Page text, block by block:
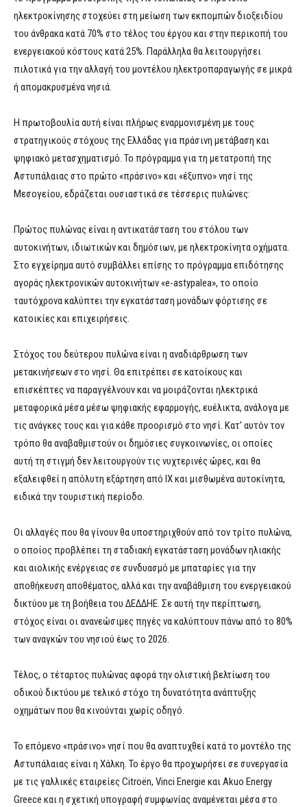
ηλεκτροκίνησης στοχεύει στη μείωση των εκπομπών διοξειδίου
του άνθρακα κατά 70% στο τέλος του έργου και στην περικοπή του
ενεργειακού κόστους κατά 25%. Παράλληλα θα λειτουργήσει
πιλοτικά για την αλλαγή του μοντέλου ηλεκτροπαραγωγής σε μικρά
ή απομακρυσμένα νησιά.
Η πρωτοβουλία αυτή είναι πλήρως εναρμονισμένη με τους
στρατηγικούς στόχους της Ελλάδας για πράσινη μετάβαση και
ψηφιακό μετασχηματισμό. Το πρόγραμμα για τη μετατροπή της
Αστυπάλαιας στο πρώτο «πράσινο» και «έξυπνο» νησί της
Μεσογείου, εδράζεται ουσιαστικά σε τέσσερις πυλώνες:
Πρώτος πυλώνας είναι η αντικατάσταση του στόλου των
αυτοκινήτων, ιδιωτικών και δημόσιων, με ηλεκτροκίνητα οχήματα.
Στο εγχείρημα αυτό συμβάλλει επίσης το πρόγραμμα επιδότησης
αγοράς ηλεκτρονικών αυτοκινήτων «e-astypalea», το οποίο
ταυτόχρονα καλύπτει την εγκατάσταση μονάδων φόρτισης σε
κατοικίες και επιχειρήσεις.
Στόχος του δεύτερου πυλώνα είναι η αναδιάρθρωση των
μετακινήσεων στο νησί. Θα επιτρέπει σε κατοίκους και
επισκέπτες να παραγγέλνουν και να μοιράζονται ηλεκτρικά
μεταφορικά μέσα μέσω ψηφιακής εφαρμογής, ευέλικτα, ανάλογα με
τις ανάγκες τους και για κάθε προορισμό στο νησί. Κατ’ αυτόν τον
τρόπο θα αναβαθμιστούν οι δημόσιες συγκοινωνίες, οι οποίες
αυτή τη στιγμή δεν λειτουργούν τις νυχτερινές ώρες, και θα
εξαλειφθεί η απόλυτη εξάρτηση από ΙΧ και μισθωμένα αυτοκίνητα,
ειδικά την τουριστική περίοδο.
Οι αλλαγές που θα γίνουν θα υποστηριχθούν από τον τρίτο πυλώνα,
ο οποίος προβλέπει τη σταδιακή εγκατάσταση μονάδων ηλιακής
και αιολικής ενέργειας σε συνδυασμό με μπαταρίες για την
αποθήκευση αποθέματος, αλλά και την αναβάθμιση του ενεργειακού
δικτύου με τη βοήθεια του ΔΕΔΔΗΕ. Σε αυτή την περίπτωση,
στόχος είναι οι ανανεώσιμες πηγές να καλύπτουν πάνω από το 80%
των αναγκών του νησιού έως το 2026.
Τέλος, ο τέταρτος πυλώνας αφορά την ολιστική βελτίωση του
οδικού δικτύου με τελικό στόχο τη δυνατότητα ανάπτυξης
οχημάτων που θα κινούνται χωρίς οδηγό.
Το επόμενο «πράσινο» νησί που θα αναπτυχθεί κατά το μοντέλο της
Αστυπάλαιας είναι η Χάλκη. Το έργο θα προχωρήσει σε συνεργασία
με τις γαλλικές εταιρείες Citroën, Vinci Energie και Akuo Energy
Greece και η σχετική υπογραφή συμφωνίας αναμένεται μέσα στο